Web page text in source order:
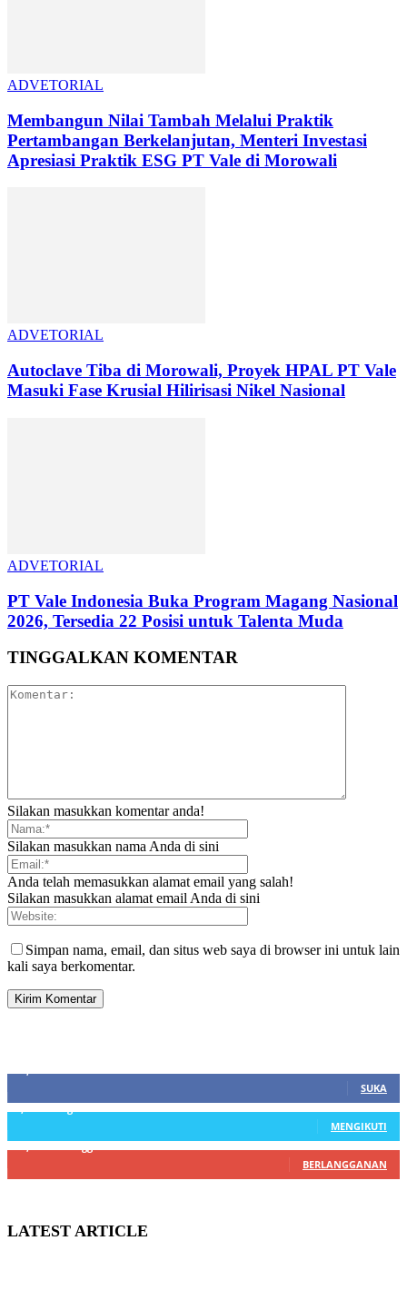
ADVETORIAL
Membangun Nilai Tambah Melalui Praktik
Pertambangan Berkelanjutan, Menteri Investasi
Apresiasi Praktik ESG PT Vale di Morowali
ADVETORIAL
Autoclave Tiba di Morowali, Proyek HPAL PT Vale
Masuki Fase Krusial Hilirisasi Nikel Nasional
ADVETORIAL
PT Vale Indonesia Buka Program Magang Nasional
2026, Tersedia 22 Posisi untuk Talenta Muda
TINGGALKAN KOMENTAR
Silakan masukkan komentar anda!
Silakan masukkan nama Anda di sini
Anda telah memasukkan alamat email yang salah!
Silakan masukkan alamat email Anda di sini
Simpan nama, email, dan situs web saya di browser ini untuk lain
kali saya berkomentar.
SUKA
MENGIKUTI
BERLANGGANAN
LATEST ARTICLE